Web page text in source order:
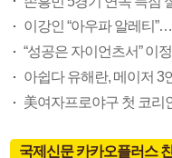
이강인 “아우파 알레티
“성공은 자이언츠서” 이
아쉽다 유해란, 메이저 3
美여자프로야구 첫 코리
국제신문 카카오플러스